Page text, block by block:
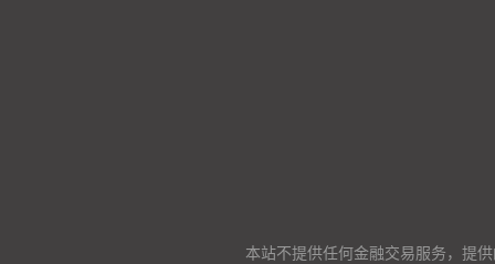
本站不提供任何金融交易服务，提